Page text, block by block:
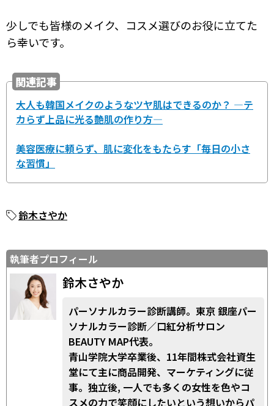
少しでも皆様のメイク、コスメ選びのお役に立てた
ら幸いです。
関連記事
大人も韓国メイクのようなツヤ肌はできるのか？ ―テ
カらず上品に光る艶肌の作り方―
美容医療に頼らず、肌に変化をもたらす「毎日の小さ
な習慣」
鈴木さやか
執筆者プロフィール
鈴木さやか
パーソナルカラー診断講師。東京 銀座パー
ソナルカラー診断／口紅分析サロン
BEAUTY MAP代表。
青山学院大学卒業後、11年間株式会社資生
堂にて主に商品開発、マーケティングに従
事。独立後, 一人でも多くの女性を色やコ
スメの力で笑顔にしたいという想いからパ